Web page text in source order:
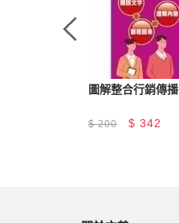
圖解整合行銷傳播
$200 $ 342